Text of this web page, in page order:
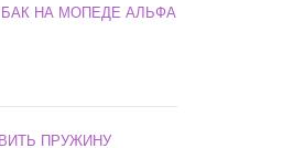
БАК НА МОПЕДЕ АЛЬФА
ПРУЖИНУ